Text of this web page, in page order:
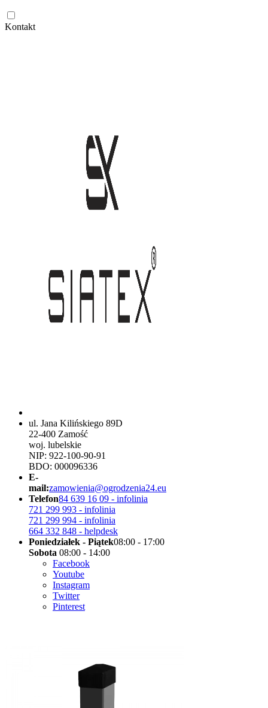
Kontakt
ul. Jana Kilińskiego 89D
22-400 Zamość
woj. lubelskie
NIP: 922-100-90-91
BDO: 000096336
E-
mail:zamowienia@ogrodzenia24.eu
Telefon84 639 16 09 - infolinia
721 299 993 - infolinia
721 299 994 - infolinia
664 332 848 - helpdesk
Poniedziałek - Piątek08:00 - 17:00
Sobota 08:00 - 14:00
Facebook
Youtube
Instagram
Twitter
Pinterest